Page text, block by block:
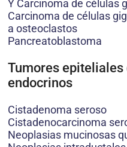
Y Carcinoma de células
Carcinoma de células
a osteoclastos
Pancreatoblastoma
Tumores
endocrinos
Cistadenoma seroso
Cistadenocarcinoma
Neoplasias mucinosas